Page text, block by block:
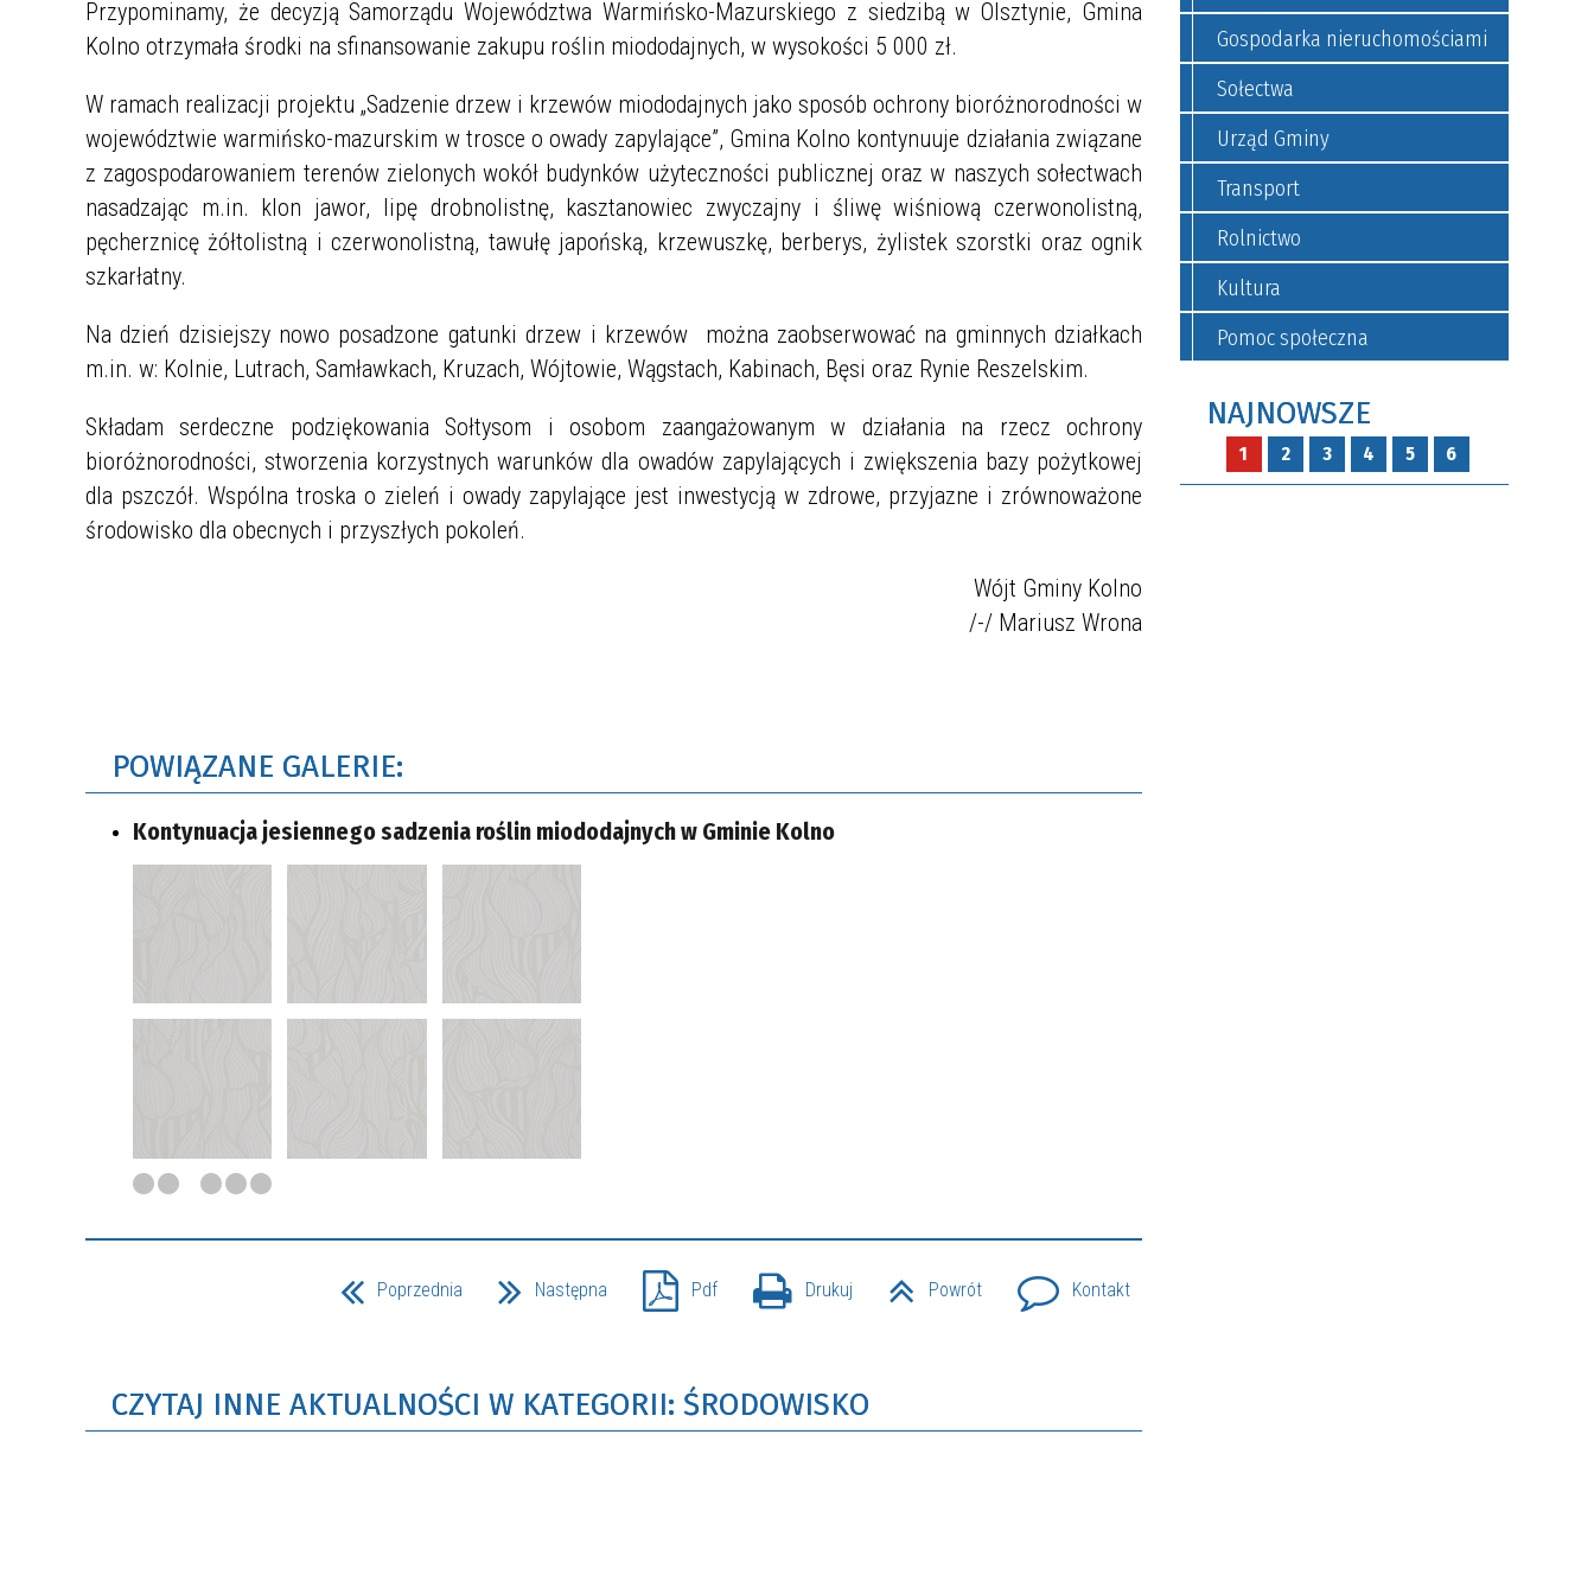
Przypominamy, że decyzją Samorządu Województwa Warmińsko-Mazurskiego z siedzibą w Olsztynie, Gmina
Kolno otrzymała środki na sfinansowanie zakupu roślin miododajnych, w wysokości 5 000 zł.
W ramach realizacji projektu „Sadzenie drzew i krzewów miododajnych jako sposób ochrony bioróżnorodności w
województwie warmińsko-mazurskim w trosce o owady zapylające”, Gmina Kolno kontynuuje działania związane
z zagospodarowaniem terenów zielonych wokół budynków użyteczności publicznej oraz w naszych sołectwach
nasadzając m.in. klon jawor, lipę drobnolistnę, kasztanowiec zwyczajny i śliwę wiśniową czerwonolistną,
pęcherznicę żółtolistną i czerwonolistną, tawułę japońską, krzewuszkę, berberys, żylistek szorstki oraz ognik
szkarłatny.
Na dzień dzisiejszy nowo posadzone gatunki drzew i krzewów można zaobserwować na gminnych działkach
m.in. w: Kolnie, Lutrach, Samławkach, Kruzach, Wójtowie, Wągstach, Kabinach, Bęsi oraz Rynie Reszelskim.
Składam serdeczne podziękowania Sołtysom i osobom zaangażowanym w działania na rzecz ochrony
bioróżnorodności, stworzenia korzystnych warunków dla owadów zapylających i zwiększenia bazy pożytkowej
dla pszczół. Wspólna troska o zieleń i owady zapylające jest inwestycją w zdrowe, przyjazne i zrównoważone
środowisko dla obecnych i przyszłych pokoleń.
Wójt Gminy Kolno
/-/ Mariusz Wrona
POWIĄZANE GALERIE:
Kontynuacja jesiennego sadzenia roślin miododajnych w Gminie Kolno
Poprzednia Następna Pdf Drukuj Powrót Kontakt
CZYTAJ INNE AKTUALNOŚCI W KATEGORII: ŚRODOWISKO
Gospodarka nieruchomościami
Sołectwa
Urząd Gminy
Transport
Rolnictwo
Kultura
Pomoc społeczna
NAJNOWSZE
1 2 3 4 5 6